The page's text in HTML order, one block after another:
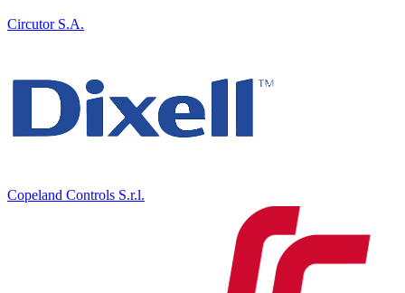
Circutor S.A.
Copeland Controls S.r.l.